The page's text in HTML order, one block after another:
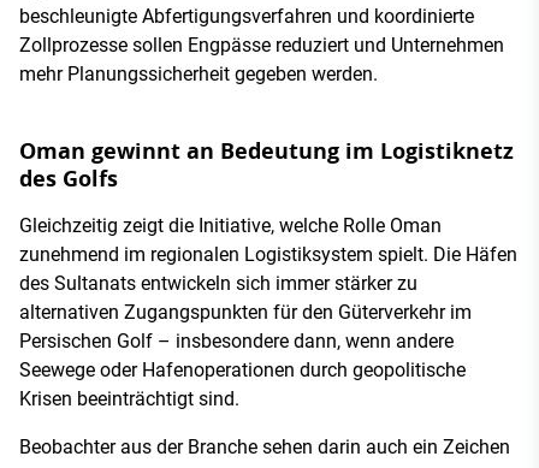
beschleunigte Abfertigungsverfahren und koordinierte
Zollprozesse sollen Engpässe reduziert und Unternehmen
mehr Planungssicherheit gegeben werden.
Oman gewinnt an Bedeutung im Logistiknetz
des Golfs
Gleichzeitig zeigt die Initiative, welche Rolle Oman
zunehmend im regionalen Logistiksystem spielt. Die Häfen
des Sultanats entwickeln sich immer stärker zu
alternativen Zugangspunkten für den Güterverkehr im
Persischen Golf – insbesondere dann, wenn andere
Seewege oder Hafenoperationen durch geopolitische
Krisen beeinträchtigt sind.
Beobachter aus der Branche sehen darin auch ein Zeichen